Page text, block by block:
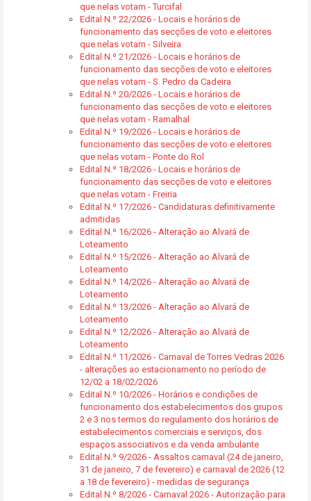
que nelas votam - Turcifal
Edital N.º 22/2026 - Locais e horários de
funcionamento das secções de voto e eleitores
que nelas votam - Silveira
Edital N.º 21/2026 - Locais e horários de
funcionamento das secções de voto e eleitores
que nelas votam - S. Pedro da Cadeira
Edital N.º 20/2026 - Locais e horários de
funcionamento das secções de voto e eleitores
que nelas votam - Ramalhal
Edital N.º 19/2026 - Locais e horários de
funcionamento das secções de voto e eleitores
que nelas votam - Ponte do Rol
Edital N.º 18/2026 - Locais e horários de
funcionamento das secções de voto e eleitores
que nelas votam - Freiria
Edital N.º 17/2026 - Candidaturas definitivamente
admitidas
Edital N.º 16/2026 - Alteração ao Alvará de
Loteamento
Edital N.º 15/2026 - Alteração ao Alvará de
Loteamento
Edital N.º 14/2026 - Alteração ao Alvará de
Loteamento
Edital N.º 13/2026 - Alteração ao Alvará de
Loteamento
Edital N.º 12/2026 - Alteração ao Alvará de
Loteamento
Edital N.º 11/2026 - Carnaval de Torres Vedras 2026
- alterações ao estacionamento no período de
12/02 a 18/02/2026
Edital N.º 10/2026 - Horários e condições de
funcionamento dos estabelecimentos dos grupos
2 e 3 nos termos do regulamento dos horários de
estabelecimentos comerciais e serviços, dos
espaços associativos e da venda ambulante
Edital N.º 9/2026 - Assaltos carnaval (24 de janeiro,
31 de janeiro, 7 de fevereiro) e carnaval de 2026 (12
a 18 de fevereiro) - medidas de segurança
Edital N.º 8/2026 - Carnaval 2026 - Autorização para